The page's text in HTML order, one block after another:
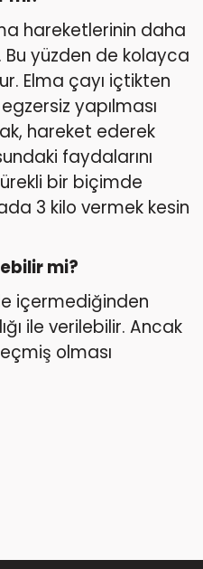
hareketlerinin daha
Bu yüzden de kolayca
Elma çayı içtikten
yapılması
hareket ederek
faydalarını
bir biçimde
3 kilo vermek kesin
mi?
içermediğinden
ile verilebilir. Ancak
olması